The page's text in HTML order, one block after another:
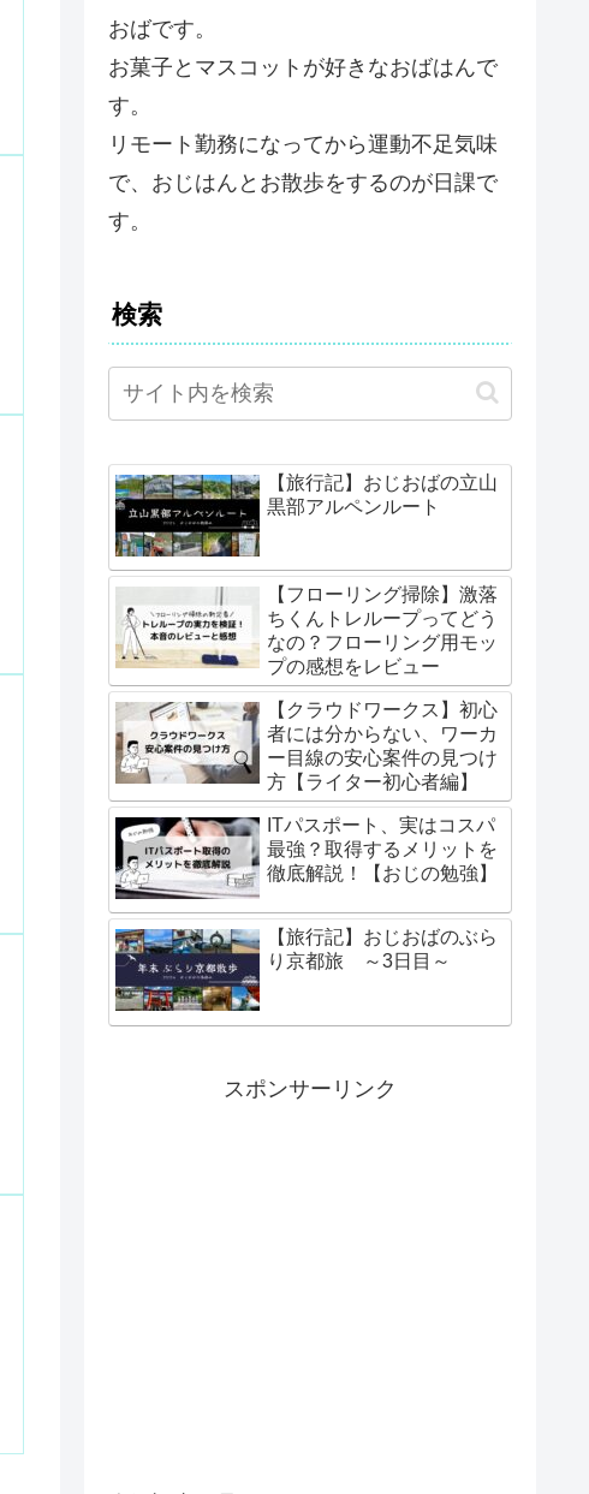
おばです。
お菓子とマスコットが好きなおばはんで
す。
リモート勤務になってから運動不足気味
で、おじはんとお散歩をするのが日課で
す。
検索
【旅行記】おじおばの立山
黒部アルペンルート
【フローリング掃除】激落
ちくんトレループってどう
なの？フローリング用モッ
プの感想をレビュー
【クラウドワークス】初心
者には分からない、ワーカ
ー目線の安心案件の見つけ
方【ライター初心者編】
ITパスポート、実はコスパ
最強？取得するメリットを
徹底解説！【おじの勉強】
【旅行記】おじおばのぶら
り京都旅 ～3日目～
スポンサーリンク